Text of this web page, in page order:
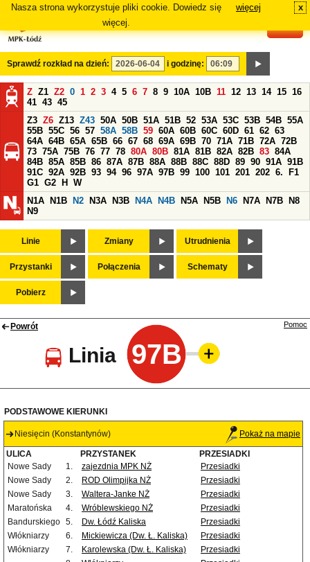
Nasza strona wykorzystuje pliki cookie. Dowiedz się
więcej.
więcej x
Sprawdź rozkład na dzień: i godzinę:
Z Z1 Z2 0 1 2 3 4 5 6 7 8 9 10A 10B 11 12 13 14 15 16
41 43 45
Z3 Z6 Z13 Z43 50A 50B 51A 51B 52 53A 53C 53B 54B 55A
55B 55C 56 57 58A 58B 59 60A 60B 60C 60D 61 62 63
64A 64B 65A 65B 66 67 68 69A 69B 70 71A 71B 72A 72B
73 75A 75B 76 77 78 80A 80B 81A 81B 82A 82B 83 84A
84B 85A 85B 86 87A 87B 88A 88B 88C 88D 89 90 91A 91B
91C 92A 92B 93 94 96 97A 97B 99 100 101 201 202 6.
F1
G1 G2 H
W
N1A
N1B N2 N3A N3B N4A N4B N5A N5B N6 N7A N7B
N8
N9
Linie Zmiany Utrudnienia
Przystanki Połączenia Schematy
Pobierz
Powrót
Linia 97B
Pomoc
PODSTAWOWE KIERUNKI
Niesięcin (Konstantynów) Pokaż na mapie
ULICA PRZYSTANEK
PRZESIADKI
Nowe Sady
1. zajezdnia MPK NŻ
Przesiadki
Nowe Sady
2. ROD Olimpijka NŻ
Przesiadki
Nowe Sady
3. Waltera-Janke NŻ
Przesiadki
Maratońska
4. Wróblewskiego NŻ
Przesiadki
Bandurskiego 5. Dw. Łódź Kaliska
Przesiadki
Włókniarzy
6. Mickiewicza (Dw. Ł. Kaliska)
Przesiadki
Włókniarzy
7. Karolewska (Dw. Ł. Kaliska)
Przesiadki